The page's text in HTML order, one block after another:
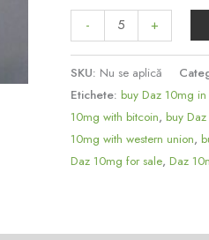
- +
SKU: Nu se aplică
Etichete: buy Daz 10mg
10mg with bitcoin, buy
10mg with western union,
Daz 10mg for sale, Daz